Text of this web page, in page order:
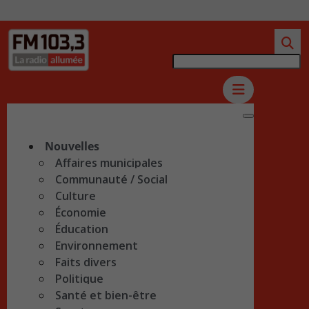
Nouvelles
Affaires municipales
Communauté / Social
Culture
Économie
Éducation
Environnement
Faits divers
Politique
Santé et bien-être